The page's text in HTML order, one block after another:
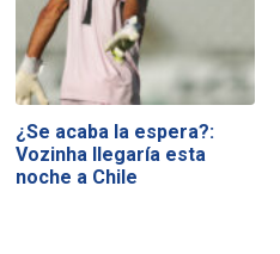
¿Se acaba la espera?:
Vozinha llegaría esta
noche a Chile